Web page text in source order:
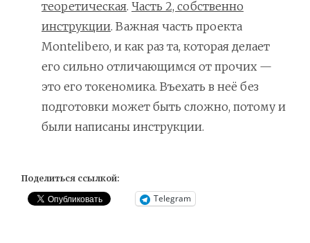
теоретическая. Часть 2, собственно
инструкции. Важная часть проекта
Montelibero, и как раз та, которая делает
его сильно отличающимся от прочих —
это его токеномика. Въехать в неё без
подготовки может быть сложно, потому и
были написаны инструкции.
Поделиться ссылкой:
Telegram